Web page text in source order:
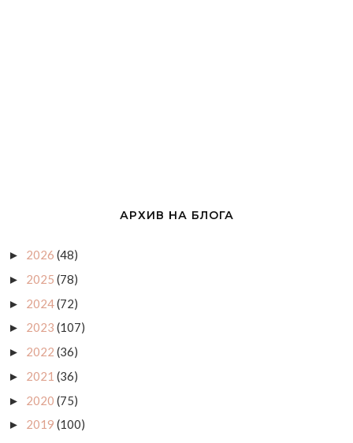
АРХИВ НА БЛОГА
► 2026 (48)
► 2025 (78)
► 2024(72)
► 2023 (107)
► 2022 (36)
► 2021 (36)
► 2020 (75)
► 2019 (100)